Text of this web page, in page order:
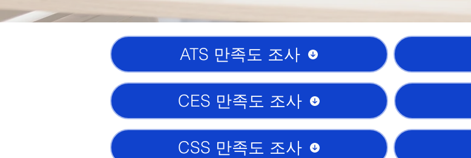
ATS 만족도 조사
CES 만족도 조사
CSS 만족도 조사